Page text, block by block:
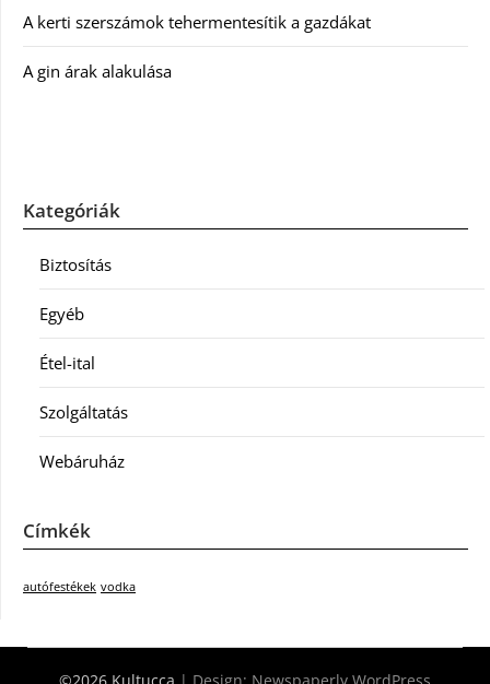
A kerti szerszámok tehermentesítik a gazdákat
A gin árak alakulása
Kategóriák
Biztosítás
Egyéb
Étel-ital
Szolgáltatás
Webáruház
Címkék
autófestékek vodka